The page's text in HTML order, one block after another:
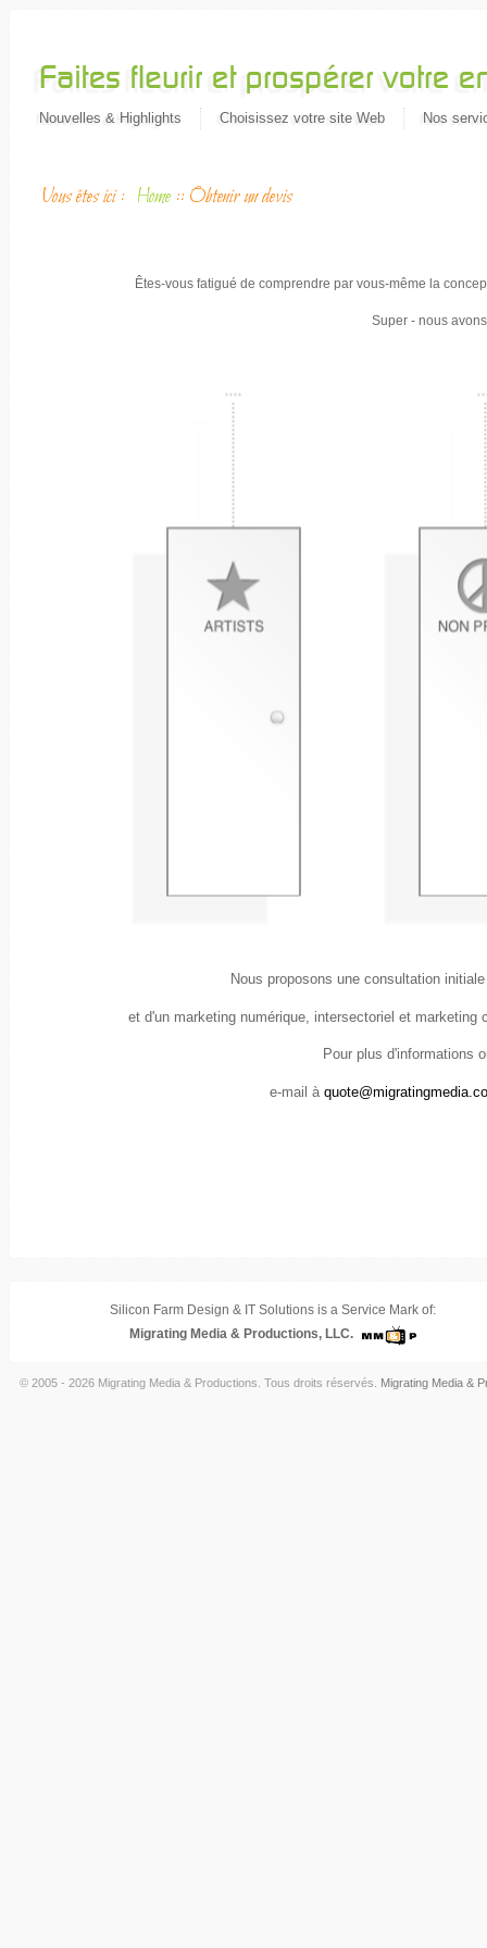
Nouvelles & Highlights Choisissez votre site Web Nos
Vous êtes ici : Home :: Obtenir un devis
Êtes-vous fatigué de comprendre par vous-même la
Super - nous
Nous proposons une consultation
et d'un marketing numérique, intersectoriel et marketing
Pour plus d'informations
e-mail à
Silicon Farm Design & IT Solutions is a Service Mark of:
Migrating Media & Productions, LLC.
© 2005 - 2026 Migrating Media & Productions. Tous droits réservés. Migrating Media &